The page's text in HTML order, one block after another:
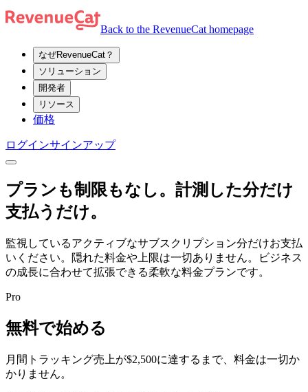
Back to the RevenueCat homepage
なぜRevenueCat？
ソリューション
開発者
リソース
価格
ログインサインアップ
プランも制限もなし。計測した分だけ
支払うだけ。
監視しているアクティブなサブスクリプション分だけお支払
いください。隠れた料金や上限は一切ありません。ビジネス
の成長に合わせて拡張できる柔軟な料金プランです。
Pro
無料で始める
月間トラッキング売上が$2,500に達するまで、料金は一切か
かりません。